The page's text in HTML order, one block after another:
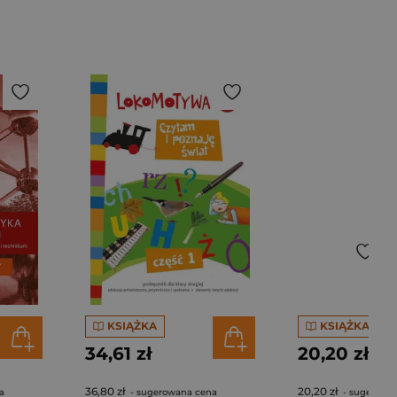
KSIĄŻKA
34,61 zł
36,80 zł - sugerowana cena
KSIĄŻKA
20,20 zł
20,20 zł -